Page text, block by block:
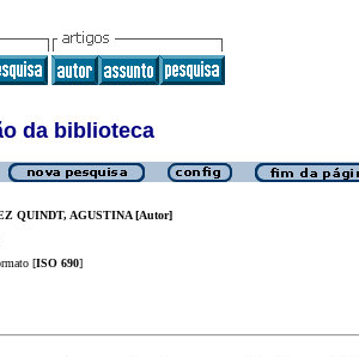
da biblioteca
QUINDT, AGUSTINA [Autor]
[ISO 690]